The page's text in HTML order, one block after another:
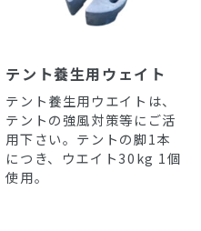
テント養生用ウェイト
テント養生用ウエイトは、
テントの強風対策等にご活
用下さい。テントの脚1本
につき、ウエイト30kg 1個
使用。